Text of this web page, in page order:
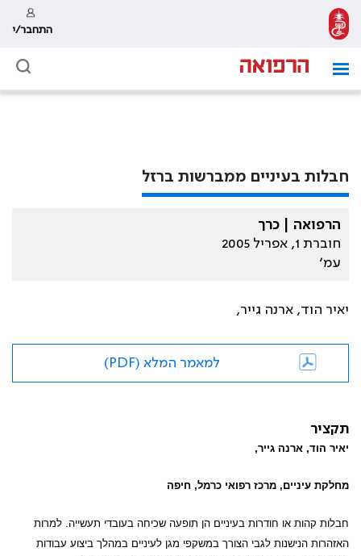
התחבר/י
חבלות בעיניים ממברשות ברזל
הרפואה | כרך
חוברת 1, אפריל 2005
עמ׳
יאיר הוד, ארנה גייר,
למאמר המלא (PDF)
תקציר
יאיר הוד, ארנה גייר,
מחלקת עיניים, מרכז רפואי כרמל, חיפה
חבלות קהות או חודרות בעיניים הן תופעה שכיחה בעובדי תעשייה. למרות
האזהרות הנישנות לגבי הצורך במשקפי מגן לעיניים במהלך ביצוע עבודות